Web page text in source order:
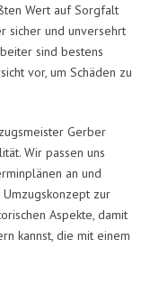
Wert auf Sorgfalt
sicher und unversehrt
sind bestens
vor, um Schäden zu
Gerber
Wir passen uns
an und
zur
Aspekte, damit
kannst, die mit einem